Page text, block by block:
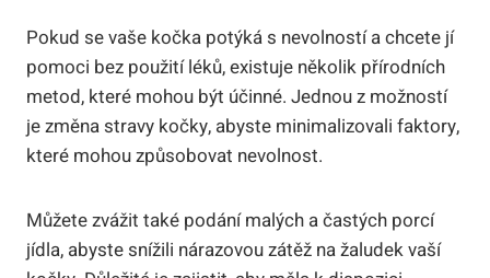
Pokud se vaše kočka potýká s nevolností a chcete jí
pomoci bez použití léků, existuje několik přírodních
metod, které mohou být účinné. Jednou z možností
je změna stravy kočky, abyste minimalizovali faktory,
které mohou způsobovat nevolnost.
Můžete zvážit také podání malých a častých porcí
jídla, abyste snížili nárazovou zátěž na žaludek vaší